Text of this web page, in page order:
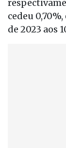
cedeu
de 2023 aos